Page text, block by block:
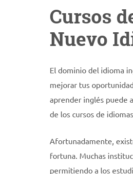
Cursos
Nuevo
El dominio del idioma
mejorar tus
aprender inglés puede
de los cursos de
Afortunadamente,
fortuna. Muchas
permitiendo a los